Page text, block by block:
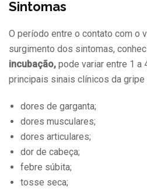
Sintomas
O período entre o contato com o
surgimento dos sintomas,
incubação, pode variar entre 1 a
principais sinais clínicos da gripe
dores de garganta;
dores musculares;
dores articulares;
dor de cabeça;
febre súbita;
tosse seca;